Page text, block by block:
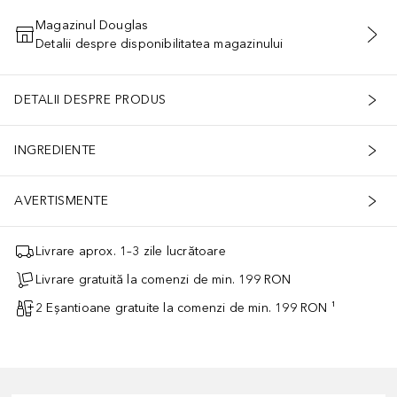
ADĂUGAȚI ÎN COŞ
Magazinul Douglas
Detalii despre disponibilitatea magazinului
DETALII DESPRE PRODUS
INGREDIENTE
AVERTISMENTE
Livrare aprox. 1–3 zile lucrătoare
Livrare gratuită la comenzi de min. 199 RON
2 Eșantioane gratuite la comenzi de min. 199 RON ¹